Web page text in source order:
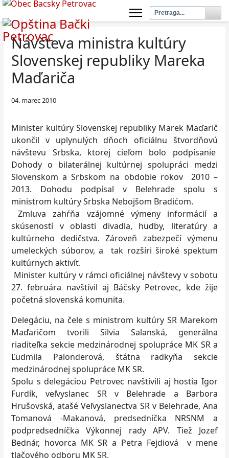
Návšteva ministra kultúry
Slovenskej republiky Mareka
Maďariča
04. marec 2010
Minister kultúry Slovenskej republiky Marek Maďarič
ukončil v uplynulých dňoch oficiálnu štvordňovú
návštevu Srbska, ktorej cieľom bolo podpísanie
Dohody o bilaterálnej kultúrnej spolupráci medzi
Slovenskom a Srbskom na obdobie rokov 2010 –
2013. Dohodu podpísal v Belehrade spolu s
ministrom kultúry Srbska Nebojšom Bradićom.
Zmluva zahŕňa vzájomné výmeny informácií a
skúseností v oblasti divadla, hudby, literatúry a
kultúrneho dedičstva. Zároveň zabezpečí výmenu
umeleckých súborov, a tak rozšíri široké spektum
kultúrnych aktivít.
Minister kultúry v rámci oficiálnej návštevy v sobotu
27. februára navštívil aj Báčsky Petrovec, kde žije
početná slovenská komunita.
Delegáciu, na čele s ministrom kultúry SR Marekom
Maďaričom tvorili Silvia Salanská, generálna
riaditeľka sekcie medzinárodnej spolupráce MK SR a
Ľudmila Palonderová, štátna radkyňa sekcie
medzinárodnej spolupráce MK SR.
Spolu s delegáciou Petrovec navštívili aj hostia Igor
Furdík, veľvyslanec SR v Belehrade a Barbora
Hrušovská, atašé Veľvyslanectva SR v Belehrade, Ana
Tomanová -Makanová, predsedníčka NRSNM a
podpredsedníčka Výkonnej rady APV. Tiež Jozef
Bednár, hovorca MK SR a Petra Fejdiová v mene
tlačového odboru MK SR.